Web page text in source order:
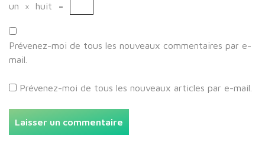
un × huit =
Prévenez-moi de tous les nouveaux commentaires par e-
mail.
Prévenez-moi de tous les nouveaux articles par e-mail.